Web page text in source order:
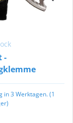
-
in 3 Werktagen. (1